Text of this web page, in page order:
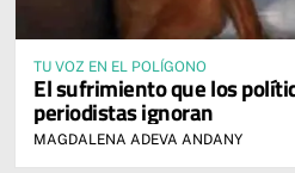
TU VOZ EN EL POLÍGONO
El sufrimiento que los
periodistas ignoran
MAGDALENA ADEVA ANDANY